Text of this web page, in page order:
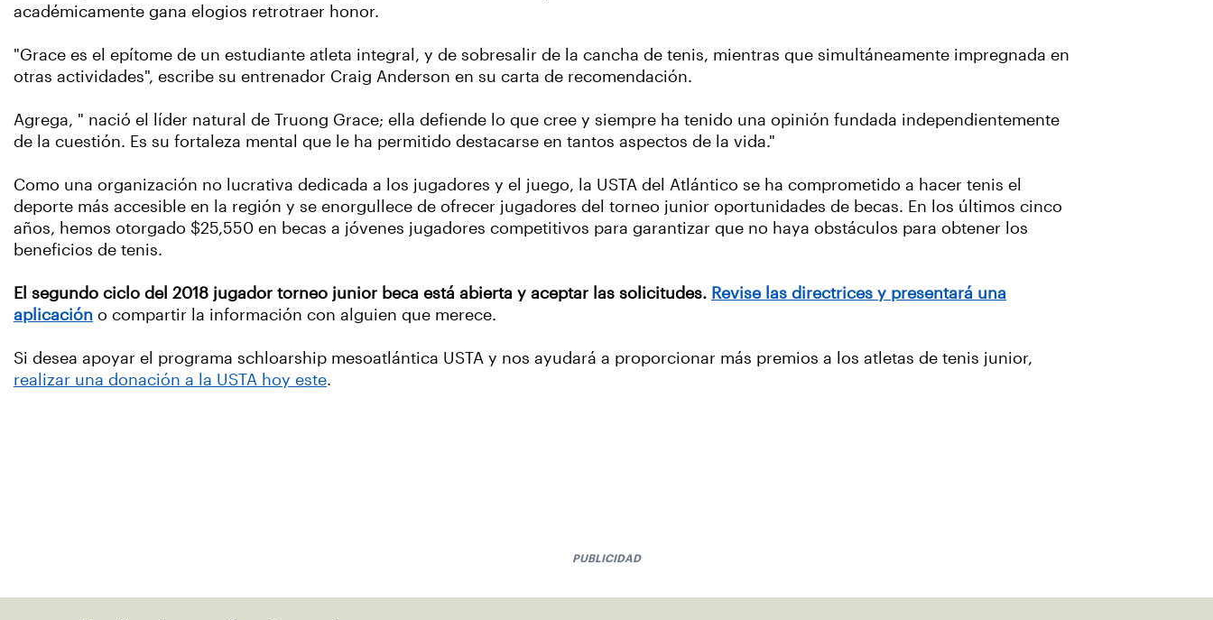
académicamente gana elogios retrotraer honor.
"Grace es el epítome de un estudiante atleta integral, y de sobresalir de la cancha de tenis, mientras que simultáneamente impregnada en
otras actividades", escribe su entrenador Craig Anderson en su carta de recomendación.
Agrega, " nació el líder natural de Truong Grace; ella defiende lo que cree y siempre ha tenido una opinión fundada independientemente
de la cuestión. Es su fortaleza mental que le ha permitido destacarse en tantos aspectos de la vida."
Como una organización no lucrativa dedicada a los jugadores y el juego, la USTA del Atlántico se ha comprometido a hacer tenis el
deporte más accesible en la región y se enorgullece de ofrecer jugadores del torneo junior oportunidades de becas. En los últimos cinco
años, hemos otorgado $25,550 en becas a jóvenes jugadores competitivos para garantizar que no haya obstáculos para obtener los
beneficios de tenis.
El segundo ciclo del 2018 jugador torneo junior beca está abierta y aceptar las solicitudes. Revise las directrices y presentará una
aplicación o compartir la información con alguien que merece.
Si desea apoyar el programa schloarship mesoatlántica USTA y nos ayudará a proporcionar más premios a los atletas de tenis junior,
realizar una donación a la USTA hoy este.
PUBLICIDAD